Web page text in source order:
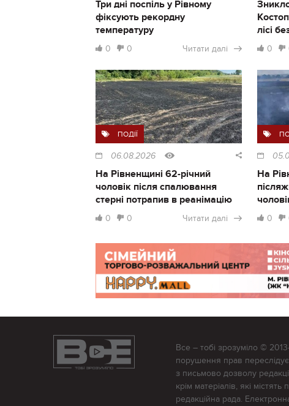
Три дні поспіль у Рівному
фіксують рекордну
температуру
0 0 Читати далі
лісі
0
ПОДІЇ
06.08.2026
На Рівненщині 62-річний
чоловік після спалювання
стерні потрапив в реанімацію
0 0 Читати далі
На
0
Все – тобі зрозуміло ©
порушення прав
з письмово дозволу
крім матеріалів, які
редакційна рада.